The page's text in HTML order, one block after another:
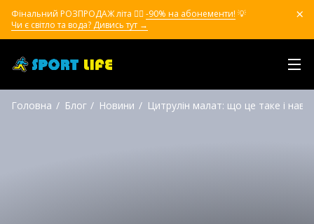
Фінальний РОЗПРОДАЖ літа ❤️‍🔥 -90% на абонементи! 💡
Чи є світло та вода? Дивись тут →
Головна Блог Новини Цитрулін малат: що це таке і